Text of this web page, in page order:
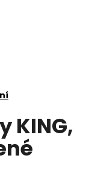
KING,